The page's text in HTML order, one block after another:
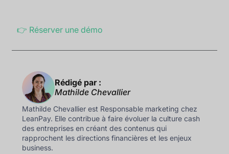
👉 Réserver une démo
Rédigé par :
Mathilde Chevallier
Mathilde Chevallier est Responsable marketing chez
LeanPay. Elle contribue à faire évoluer la culture cash
des entreprises en créant des contenus qui
rapprochent les directions financières et les enjeux
business.